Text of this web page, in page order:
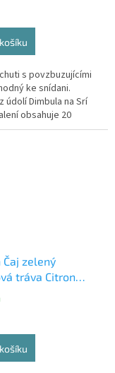
s povzbuzujícími
ke snídani.
údolí Dimbula na Srí
obsahuje 20
sáčků po 2 g.
Čaj zelený
tráva Citron
skupinově balené